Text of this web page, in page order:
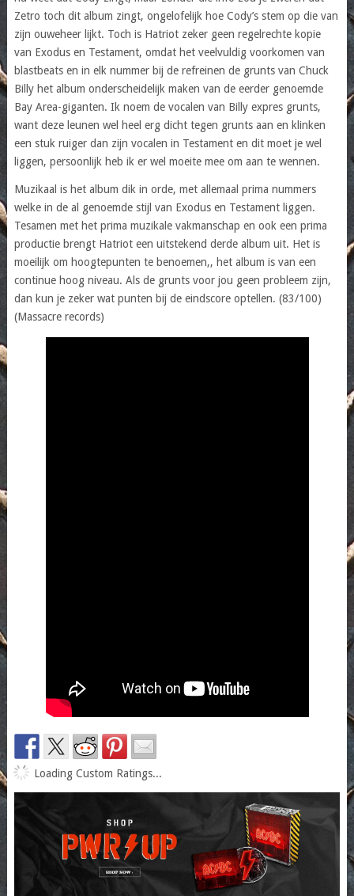
Zetro toch dit album zingt, ongelofelijk hoe Cody’s stem op die van
zijn ouweheer lijkt. Toch is Hatriot zeker geen regelrechte kopie
van Exodus en Testament, omdat het veelvuldig voorkomen van
blastbeats en in elk nummer bij de refreinen de grunts van Chuck
Billy het album onderscheidelijk maken van de eerder genoemde
Bay Area-giganten. Ik noem de vocalen van Billy expres grunts,
want deze leunen wel heel erg dicht tegen grunts aan en klinken
een stuk ruiger dan zijn vocalen in Testament en dit moet je wel
liggen, persoonlijk heb ik er wel moeite mee om aan te wennen.
Muzikaal is het album dik in orde, met allemaal prima nummers
welke in de al genoemde stijl van Exodus en Testament liggen.
Tesamen met het prima muzikale vakmanschap en ook een prima
productie brengt Hatriot een uitstekend derde album uit. Het is
moeilijk om hoogtepunten te benoemen,, het album is van een
continue hoog niveau. Als de grunts voor jou geen probleem zijn,
dan kun je zeker wat punten bij de eindscore optellen. (83/100)
(Massacre records)
Loading Custom Ratings...